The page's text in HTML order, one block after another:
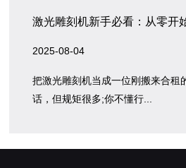
激光雕刻机新手必看：从零开
2025-08-04
把激光雕刻机当成一位刚搬来合租
话，但规矩很多;你不懂行...